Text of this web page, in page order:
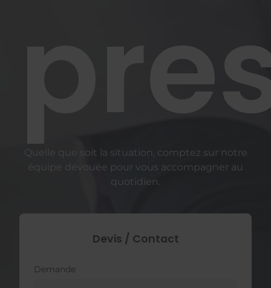
Quelle que soit la situation, comptez sur notre
équipe dévouée pour vous accompagner au
quotidien.
Devis / Contact
Demande